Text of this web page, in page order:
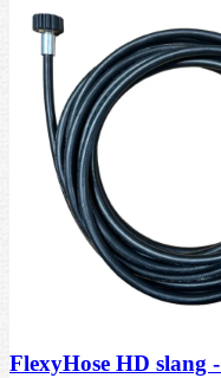
FlexyHose HD slang